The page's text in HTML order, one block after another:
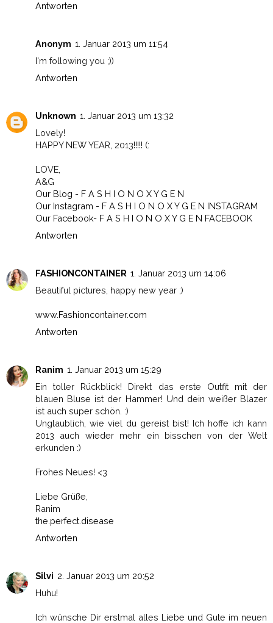
Antworten
Anonym 1. Januar 2013 um 11:54
I'm following you ;))
Antworten
Unknown 1. Januar 2013 um 13:32
Lovely!
HAPPY NEW YEAR, 2013!!!!! (:
LOVE,
A&G
Our Blog - F A S H I O N O X Y G E N
Our Instagram - F A S H I O N O X Y G E N INSTAGRAM
Our Facebook- F A S H I O N O X Y G E N FACEBOOK
Antworten
FASHIONCONTAINER 1. Januar 2013 um 14:06
Beautiful pictures, happy new year ;)
www.Fashioncontainer.com
Antworten
Ranim 1. Januar 2013 um 15:29
Ein toller Rückblick! Direkt das erste Outfit mit der
blauen Bluse ist der Hammer! Und dein weißer Blazer
ist auch super schön. :)
Unglaublich, wie viel du gereist bist! Ich hoffe ich kann
2013 auch wieder mehr ein bisschen von der Welt
erkunden :)
Frohes Neues! <3
Liebe Grüße,
Ranim
the.perfect.disease
Antworten
Silvi 2. Januar 2013 um 20:52
Huhu!
Ich wünsche Dir erstmal alles Liebe und Gute im neuen